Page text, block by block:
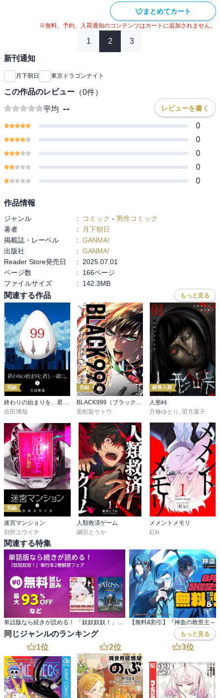
まとめてカート
※無料、予約、入荷通知のコンテンツはカートに追加されません。
1 2 3
新刊通知
月下朝日 東京ドラゴンナイト
この作品のレビュー （0件）
平均 -- レビューを書く
0
0
0
0
0
作品情報
ジャンル : コミック - 男性コミック
著者
:
月下朝日
掲載誌・レーベル
: GANMA!
出版社
: GANMA!
Reader Store発売日
:
2025.07.01
ページ数
:
166ページ
ファイルサイズ
: 142.3MB
関連する作品 もっと見る
完結
終わりの始まりを、君と一緒に。
吉田博哉
完結
BLACK999（ブラックナイン）
黒蛇龍サトウ
続巻入荷
人形峠
方條ゆとり , 望月菓子
完結
迷宮マンション
別所ユウイチ
人類救済ゲーム
綱宗とうか
メメントメモリ
紅ki
関連する特集
同じジャンルのランキング もっと見る
1位 2位 3位